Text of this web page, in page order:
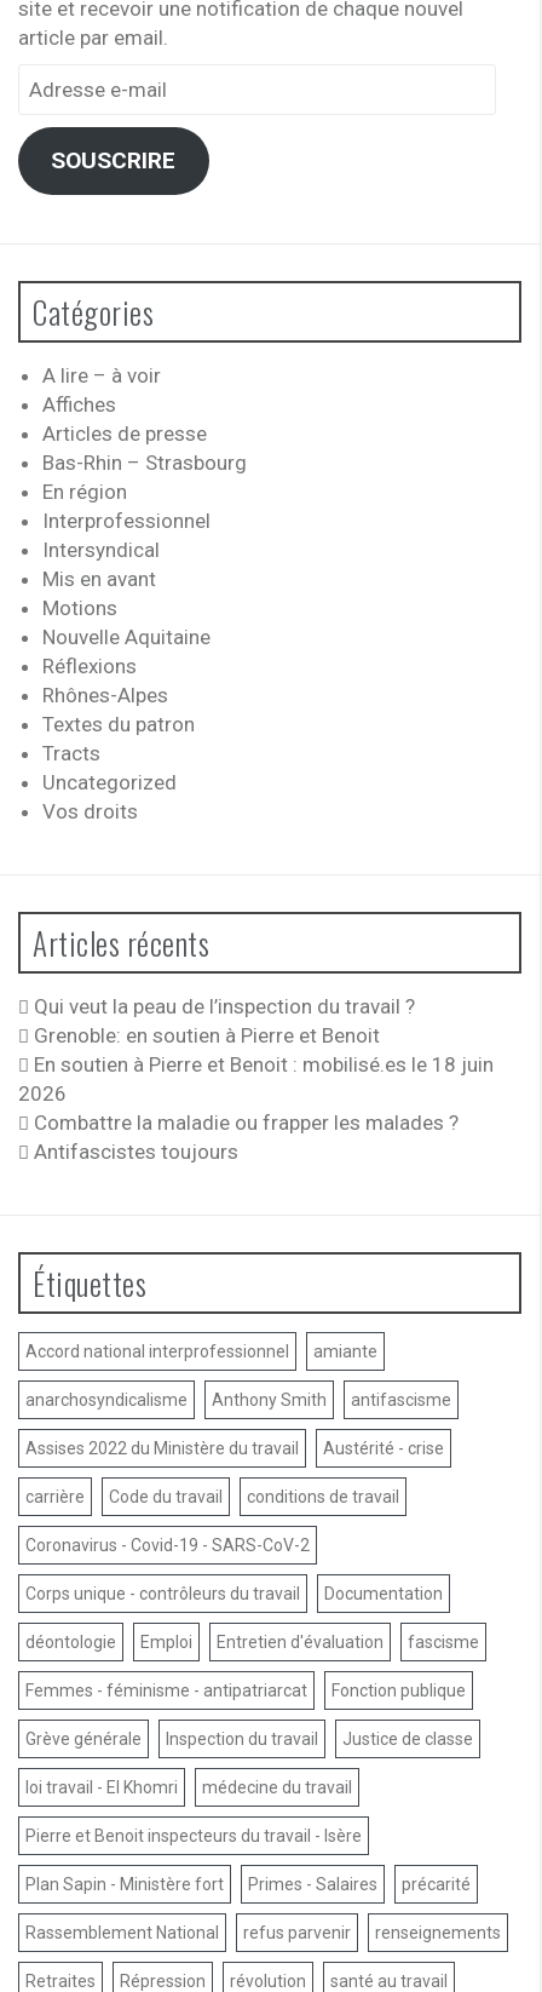
site et recevoir une notification de chaque nouvel
article par email.
Adresse
mail
SOUSCRIRE
Catégories
A lire – à voir
Affiches
Articles de presse
Bas-Rhin – Strasbourg
En région
Interprofessionnel
Intersyndical
Mis en avant
Motions
Nouvelle Aquitaine
Réflexions
Rhônes-Alpes
Textes du patron
Tracts
Uncategorized
Vos droits
Articles récents
Qui veut la peau de l’inspection du travail ?
Grenoble: en soutien à Pierre et Benoit
En soutien à Pierre et Benoit : mobilisé.es le 18 juin
2026
Combattre la maladie ou frapper les malades ?
Antifascistes toujours
Étiquettes
Accord national interprofessionnel amiante
anarchosyndicalisme Anthony Smith antifascisme
Assises 2022 du Ministère du travail Austérité - crise
carrière Code du travail conditions de travail
Coronavirus - Covid-19 - SARS-CoV-2
Corps unique - contrôleurs du travail Documentation
déontologie Emploi Entretien d'évaluation fascisme
Femmes - féminisme - antipatriarcat Fonction publique
Grève générale Inspection du travail Justice de classe
loi travail - El Khomri médecine du travail
Pierre et Benoit inspecteurs du travail - Isère
Plan Sapin - Ministère fort Primes - Salaires précarité
Rassemblement National refus parvenir renseignements
Retraites Répression révolution santé au travail